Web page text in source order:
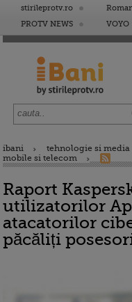
stirileprotv.ro
PROTV NEWS
VOYO
ibani
tehnologie si media
mobile si telecom
Raport
utilizatorilor
atacatorilor
păcăliți